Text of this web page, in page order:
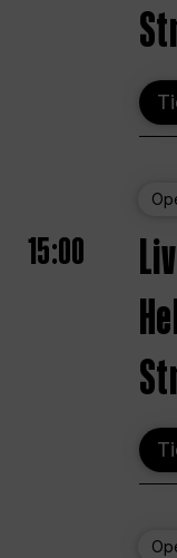
15:00